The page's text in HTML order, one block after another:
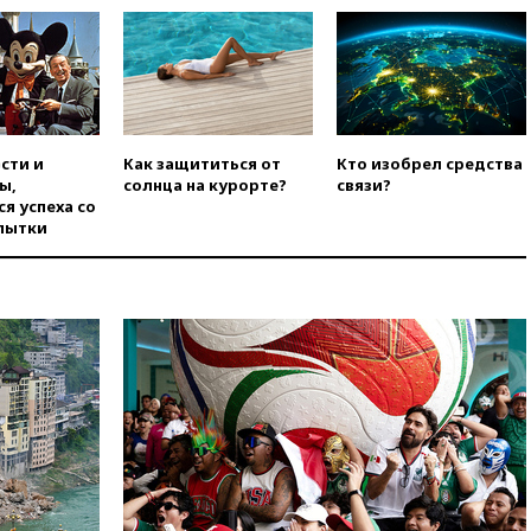
вчера, 22:28Бессент
анонсировал скорое
соглашение о прекращении
огня США и Ирана
вчера, 22:15Три человека
получили ножевые ранения
при нападении в Чехии
вчера, 22:00 Путин поручил
области
использовании Starlink для
атак вглубь РФ
вчера, 21:35После пожара на
складе в Брянске возбудили
уголовное дело
вчера, 21:26Лидеры сборной
РФ по гимнастике получили
официальный отказ в визах от
и
успеха со
Как защититься от
солнца на курорте?
Кто изобрел средства
связи?